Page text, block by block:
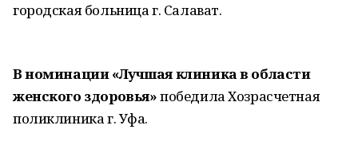
городская больница г. Салават.
В номинации «Лучшая клиника в области
женского здоровья»победила Хозрасчетная
поликлиника г. Уфа.